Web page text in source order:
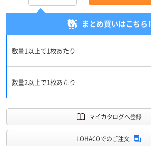
まとめ買いはこちら！
数量1以上で1枚あたり
数量2以上で1枚あたり
マイカタログへ登録
LOHACOでのご注文